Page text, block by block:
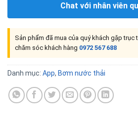
Chat với nhân viên
Sản phẩm đã mua của quý khách gặp trục
chăm sóc khách hàng 0972 567 688
Danh mục: App, Bơm nước thải